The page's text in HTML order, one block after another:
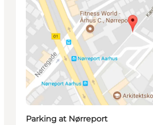
Parking at Nørreport